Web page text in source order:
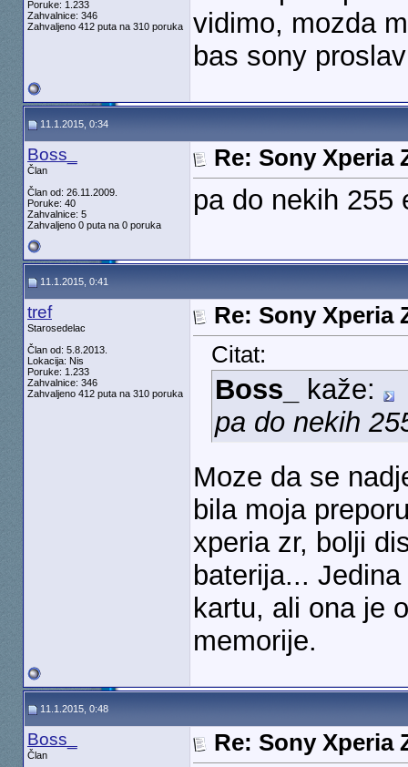
Poruke: 1.233
Zahvalnice: 346
Zahvaljeno 412 puta na 310 poruka
vidimo, mozda
bas sony
11.1.2015, 0:34
Boss_
Član
Član od: 26.11.2009.
Poruke: 40
Zahvalnice: 5
Zahvaljeno 0 puta na 0 poruka
Re: Sony Xperia
pa do nekih 255
11.1.2015, 0:41
tref
Starosedelac
Član od: 5.8.2013.
Lokacija: Nis
Poruke: 1.233
Zahvalnice: 346
Zahvaljeno 412 puta na 310 poruka
Re: Sony Xperia
Citat:
Boss_
kaže:
pa do nekih
Moze da se
bila moja
xperia zr, bolji
baterija...
kartu, ali ona je
memorije.
11.1.2015, 0:48
Boss_
Član
Re: Sony Xperia